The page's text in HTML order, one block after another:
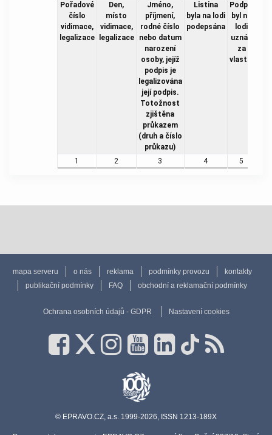
Pořadové
číslo
vidimace,
legalizace
Den,
místo
vidimace,
legalizace
Jméno,
příjmení,
rodné číslo
nebo datum
narození
osoby, jejíž
podpis je
legalizována
její podpis.
Totožnost
zjištěna
průkazem
(druh a číslo
průkazu)
Listina
byla na lodi
podepsána
Podpis
byl na
lodi
uznán
za
vlastní
1 2 3 4 5
mapa serveru o nás reklama podmínky provozu
kontakty
publikační podmínky
FAQ obchodní a reklamační podmínky
Ochrana osobních údajů - GDPR Nastavení cookies
© EPRAVO.CZ, a.s. 1999-2026, ISSN 1213-189X